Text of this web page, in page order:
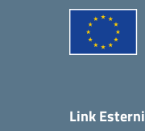
Link Esterni